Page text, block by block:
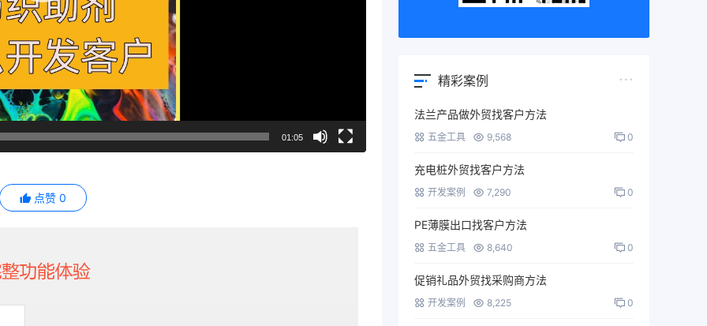
01:05
点赞 0
精彩案例
法兰产品做外贸找客户方法
五金工具 9,568 0
充电桩外贸找客户方法
开发案例 7,290 0
PE薄膜出口找客户方法
五金工具 8,640 0
促销礼品外贸找采购商方法
开发案例 8,225 0